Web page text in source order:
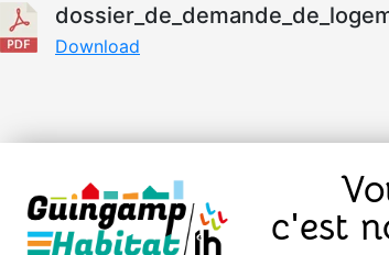
Download
c'est